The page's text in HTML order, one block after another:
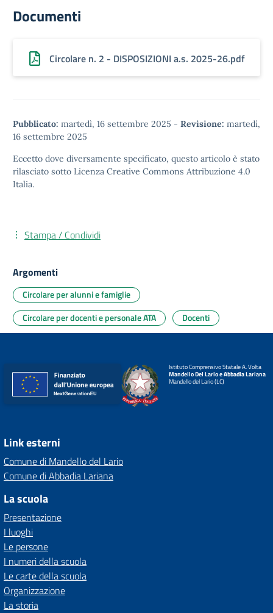
Documenti
Circolare n. 2 - DISPOSIZIONI a.s. 2025-26.pdf
Pubblicato: martedì, 16 settembre 2025 - Revisione: martedì,
16 settembre 2025
Eccetto dove diversamente specificato, questo articolo è stato
rilasciato sotto Licenza Creative Commons Attribuzione 4.0
Italia.
Stampa / Condividi
Argomenti
Circolare per alunni e famiglie
Circolare per docenti e personale ATA
Docenti
Istituto Comprensivo Statale A. Volta
Mandello Del Lario e Abbadia Lariana
Mandello del Lario (LC)
Link esterni
Comune di Mandello del Lario
Comune di Abbadia Lariana
La scuola
Presentazione
I luoghi
Le persone
I numeri della scuola
Le carte della scuola
Organizzazione
La storia